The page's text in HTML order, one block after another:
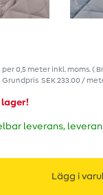
per0,5 meterinkl. moms. (
GrundprisSEK 233.00 /
lager!
leverans,
Lägg i